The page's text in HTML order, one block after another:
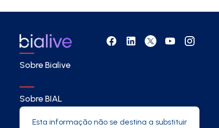
Sobre Bialive
Sobre BIAL
Esta informação não se destina a substituir